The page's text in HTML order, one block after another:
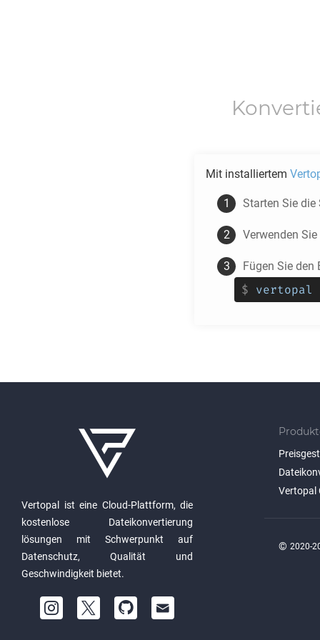
Mit installiertem
Starten Sie
Verwenden Sie
Fügen Sie den
$ vertopal
Vertopal ist eine Cloud-Plattform, die
kostenlose Dateikonvertierung
lösungen mit Schwerpunkt auf
Datenschutz, Qualität und
Geschwindigkeit bietet.
Vertopal
© 2020-